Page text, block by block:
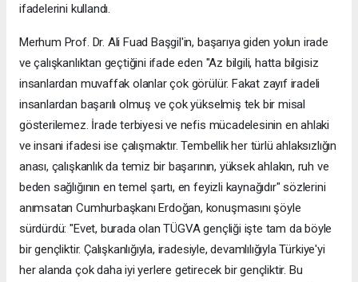
ifadelerini kullandı.
Merhum Prof. Dr. Ali Fuad Başgil'in, başarıya giden yolun irade
ve çalışkanlıktan geçtiğini ifade eden "Az bilgili, hatta bilgisiz
insanlardan muvaffak olanlar çok görülür. Fakat zayıf iradeli
insanlardan başarılı olmuş ve çok yükselmiş tek bir misal
gösterilemez. İrade terbiyesi ve nefis mücadelesinin en ahlaki
ve insani ifadesi ise çalışmaktır. Tembellik her türlü ahlaksızlığın
anası, çalışkanlık da temiz bir başarının, yüksek ahlakın, ruh ve
beden sağlığının en temel şartı, en feyizli kaynağıdır" sözlerini
anımsatan Cumhurbaşkanı Erdoğan, konuşmasını şöyle
sürdürdü: "Evet, burada olan TÜGVA gençliği işte tam da böyle
bir gençliktir. Çalışkanlığıyla, iradesiyle, devamlılığıyla Türkiye'yi
her alanda çok daha iyi yerlere getirecek bir gençliktir. Bu